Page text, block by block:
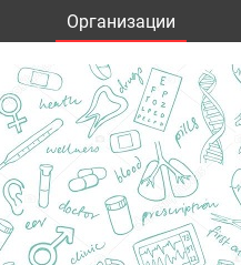
Организации